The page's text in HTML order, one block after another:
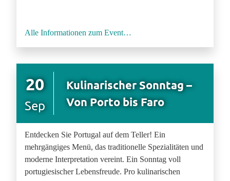
Alle Informationen zum Event…
20
Sep
Kulinarischer Sonntag –
Von Porto bis Faro
Entdecken Sie Portugal auf dem Teller! Ein
mehrgängiges Menü, das traditionelle Spezialitäten und
moderne Interpretation vereint. Ein Sonntag voll
portugiesischer Lebensfreude. Pro kulinarischen